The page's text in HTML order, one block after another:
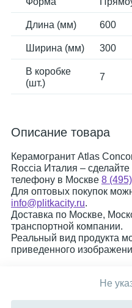
Длина (мм) 600
Ширина (мм) 300
В коробке
(шт.)
7
Описание товара
Керамогранит Atlas
Roccia Италия – сделайте
телефону в Москве 8
Для оптовых покупок
info@plitkacity.ru.
Доставка по Москве,
транспортной компании.
Реальный вид продукта
приведенного
Не